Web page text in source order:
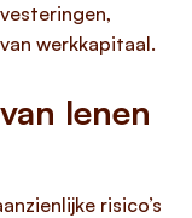
werkkapitaal.
lenen
risico’s